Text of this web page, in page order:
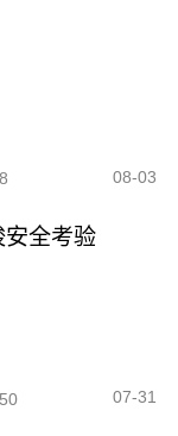
08-03
安全考验
07-31